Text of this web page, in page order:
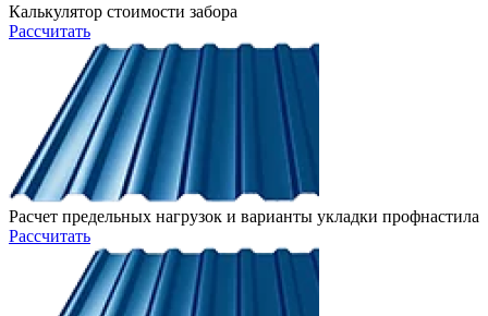
Калькулятор стоимости забора
Рассчитать
Расчет предельных нагрузок и варианты укладки профнастила
Рассчитать